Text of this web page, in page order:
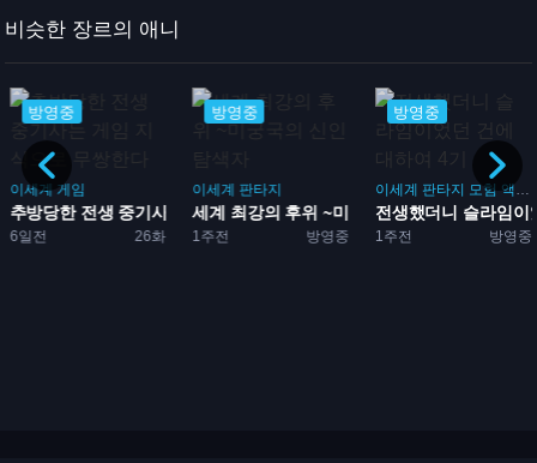
비슷한 장르의 애니
방영중
이세계 게임
6일전 26화
추방당한 전생 중기사는 게임...
방영중
이세계 판타지
1주전 방영중
세계 최강의 후위 ~미궁국의...
방영중
이세계 판타지 모험 액션
1주전 방영중
전생했더니 슬라임이